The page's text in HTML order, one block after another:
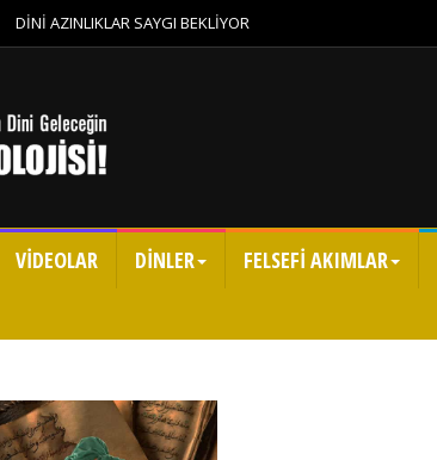
DİNİ AZINLIKLAR SAYGI BEKLİYOR
VİDEOLAR DİNLER FELSEFİ AKIMLAR